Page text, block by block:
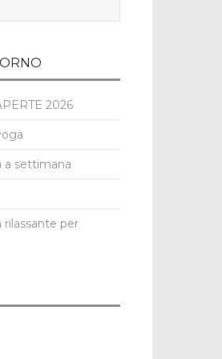
2026
a settimana
rilassante per